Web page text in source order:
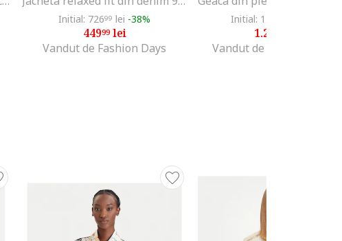
Initial: 72699 lei -38%
44999lei
Vandut de Fashion Days
Initial: 1.936
1.250
Vandut de Gerali